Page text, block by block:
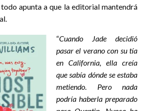
apunta a que la editorial mantendrá
“Cuando Jade decidió
pasar el verano con su tía
en California, ella creía
que sabía dónde se estaba
metiendo. Pero nada
podría haberla preparado